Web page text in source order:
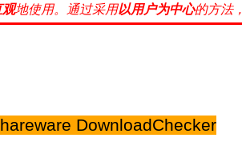
观地使用。 通过采用以用户为中心的方法
DownloadChecker